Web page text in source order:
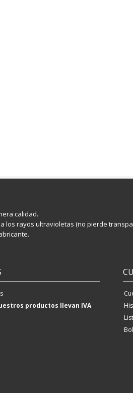
calidad.
los rayos ultravioletas (no pierde
productos llevan IVA